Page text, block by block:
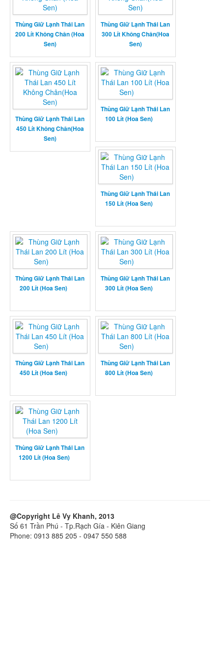
Thùng Giữ Lạnh Thái Lan
200 Lít Không Chân (Hoa
Sen)
Thùng Giữ Lạnh Thái Lan
300 Lít Không Chân(Hoa
Sen)
Thùng Giữ Lạnh Thái Lan
450 Lít Không Chân(Hoa
Sen)
Thùng Giữ Lạnh Thái Lan
100 Lít (Hoa Sen)
Thùng Giữ Lạnh Thái Lan
150 Lít (Hoa Sen)
Thùng Giữ Lạnh Thái Lan
200 Lít (Hoa Sen)
Thùng Giữ Lạnh Thái Lan
300 Lít (Hoa Sen)
Thùng Giữ Lạnh Thái Lan
450 Lít (Hoa Sen)
Thùng Giữ Lạnh Thái Lan
800 Lít (Hoa Sen)
Thùng Giữ Lạnh Thái Lan
1200 Lít (Hoa Sen)
@Copyright Lê Vy Khanh, 2013
Số 61 Trần Phú - Tp.Rạch Gía - Kiên Giang
Phone: 0913 885 205 - 0947 550 588